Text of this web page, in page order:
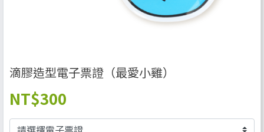
滴膠造型電子票證（最愛小雞）
NT$300